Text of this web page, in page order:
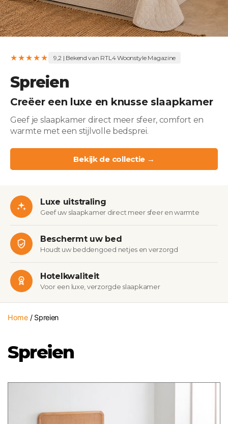
★★★★★ 9,2 | Bekend van RTL4 Woonstyle Magazine
Spreien
Creëer een luxe en knusse slaapkamer
Geef je slaapkamer direct meer sfeer, comfort en
warmte met een stijlvolle bedsprei.
Bekijk de collectie →
Luxe uitstraling
Geef uw slaapkamer direct meer sfeer en warmte
Beschermt uw bed
Houdt uw beddengoed netjes en verzorgd
Hotelkwaliteit
Voor een luxe, verzorgde slaapkamer
Home/ Spreien
Spreien